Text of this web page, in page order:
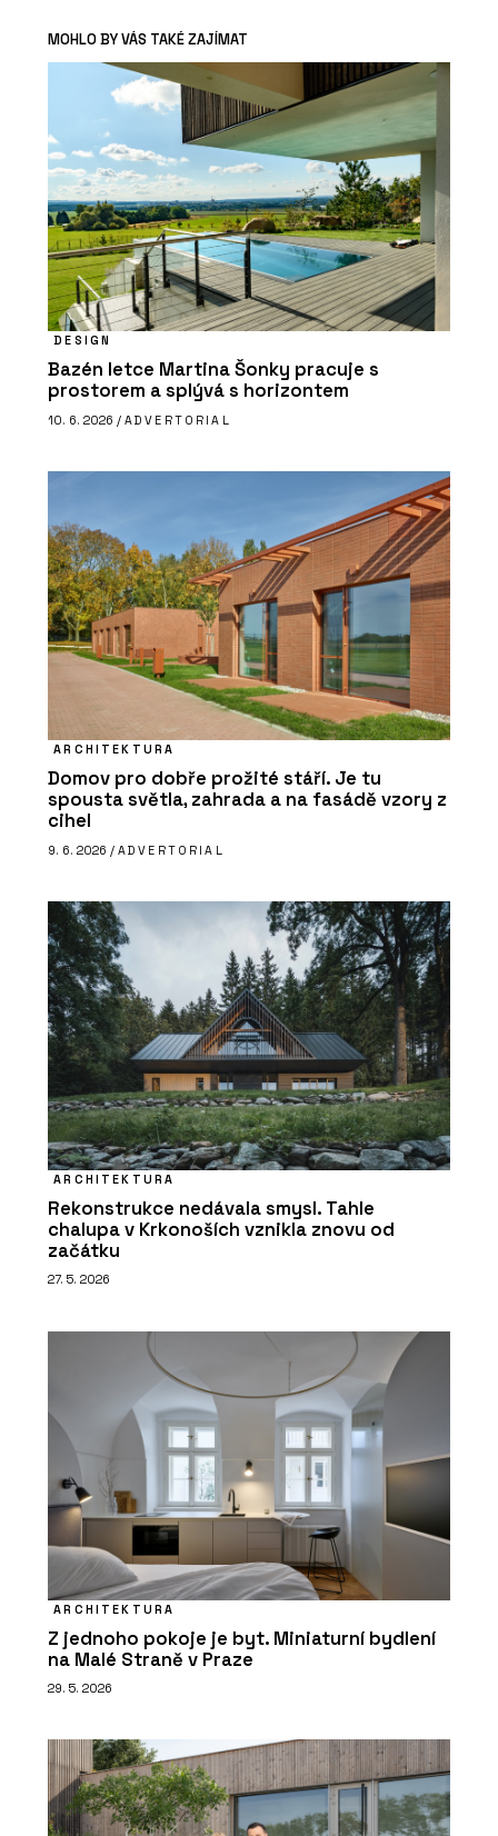
MOHLO BY VÁS TAKÉ ZAJÍMAT
DESIGN
Bazén letce Martina Šonky pracuje s
prostorem a splývá s horizontem
10. 6. 2026 / ADVERTORIAL
ARCHITEKTURA
Domov pro dobře prožité stáří. Je tu
spousta světla, zahrada a na fasádě vzory z
cihel
9. 6. 2026 / ADVERTORIAL
ARCHITEKTURA
Rekonstrukce nedávala smysl. Tahle
chalupa v Krkonoších vznikla znovu od
začátku
27. 5. 2026
ARCHITEKTURA
Z jednoho pokoje je byt. Miniaturní bydlení
na Malé Straně v Praze
29. 5. 2026